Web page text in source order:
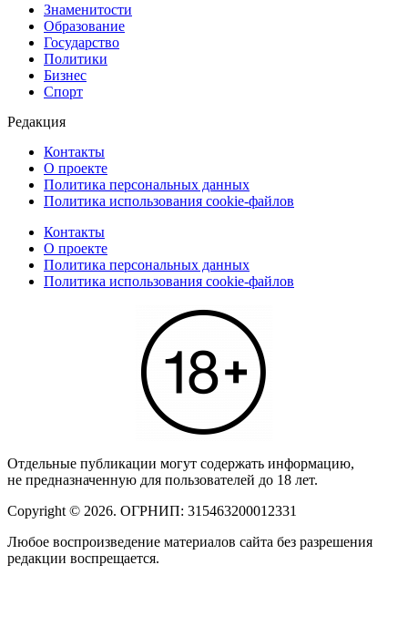
Знаменитости
Образование
Государство
Политики
Бизнес
Спорт
Редакция
Контакты
О проекте
Политика персональных данных
Политика использования cookie-файлов
Контакты
О проекте
Политика персональных данных
Политика использования cookie-файлов
Отдельные публикации могут содержать информацию,
не предназначенную для пользователей до 18 лет.
Copyright © 2026. ОГРНИП: 315463200012331
Любое воспроизведение материалов сайта без разрешения
редакции воспрещается.